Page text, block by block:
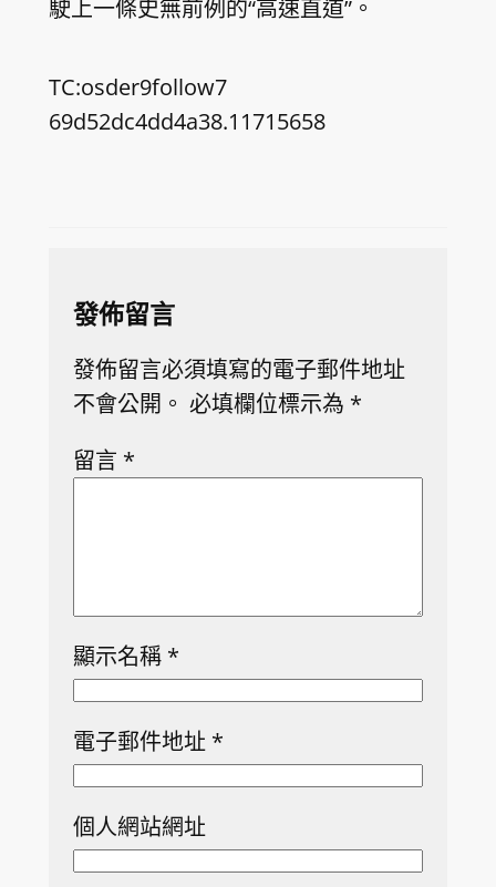
駛上一條史無前例的“高速直道”。
TC:osder9follow7
69d52dc4dd4a38.11715658
發佈留言
發佈留言必須填寫的電子郵件地址
不會公開。 必填欄位標示為 *
留言 *
顯示名稱 *
電子郵件地址 *
個人網站網址